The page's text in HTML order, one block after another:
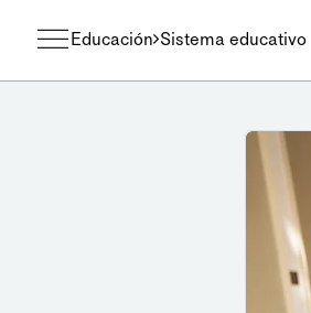
Educación Sistema educativo